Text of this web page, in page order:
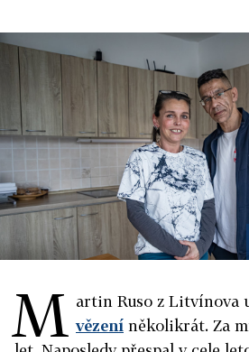
M artin Ruso z Litvínova
vězení několikrát. Za